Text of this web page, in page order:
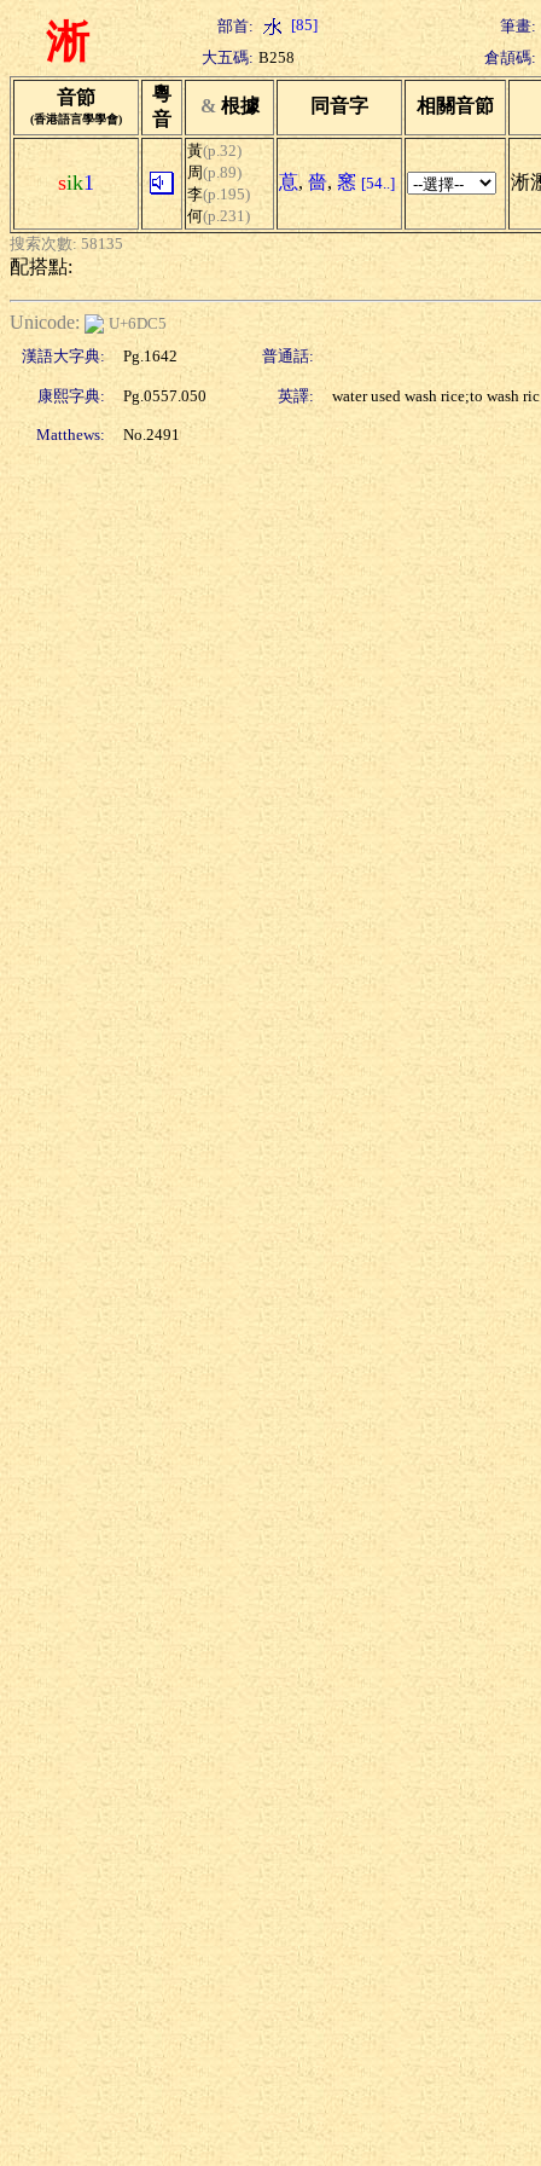
淅 部首: [85]
筆畫:
大五碼: B258 倉頡碼:
音節
(香港語言學學會)
粵
音
& 根據 同音字 相關音節
sik1
黃(p.32)
周(p.89)
李(p.195)
何(p.231)
蒠, 嗇, 窸 [54..] 淅
搜索次數: 58135
配搭點:
Unicode:
U+6DC5
漢語大字典:
Pg.1642 普通話:
康熙字典: Pg.0557.050 英譯: water used wash rice;to wash ric
Matthews: No.2491